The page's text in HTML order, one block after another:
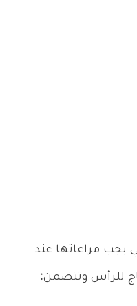
يجب مراعاتها عند
للرأس وتتضمن: